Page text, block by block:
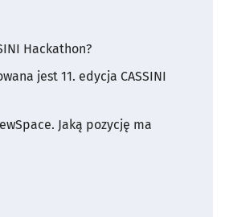
Hackathon?
jest 11. edycja CASSINI
Jaką pozycję ma